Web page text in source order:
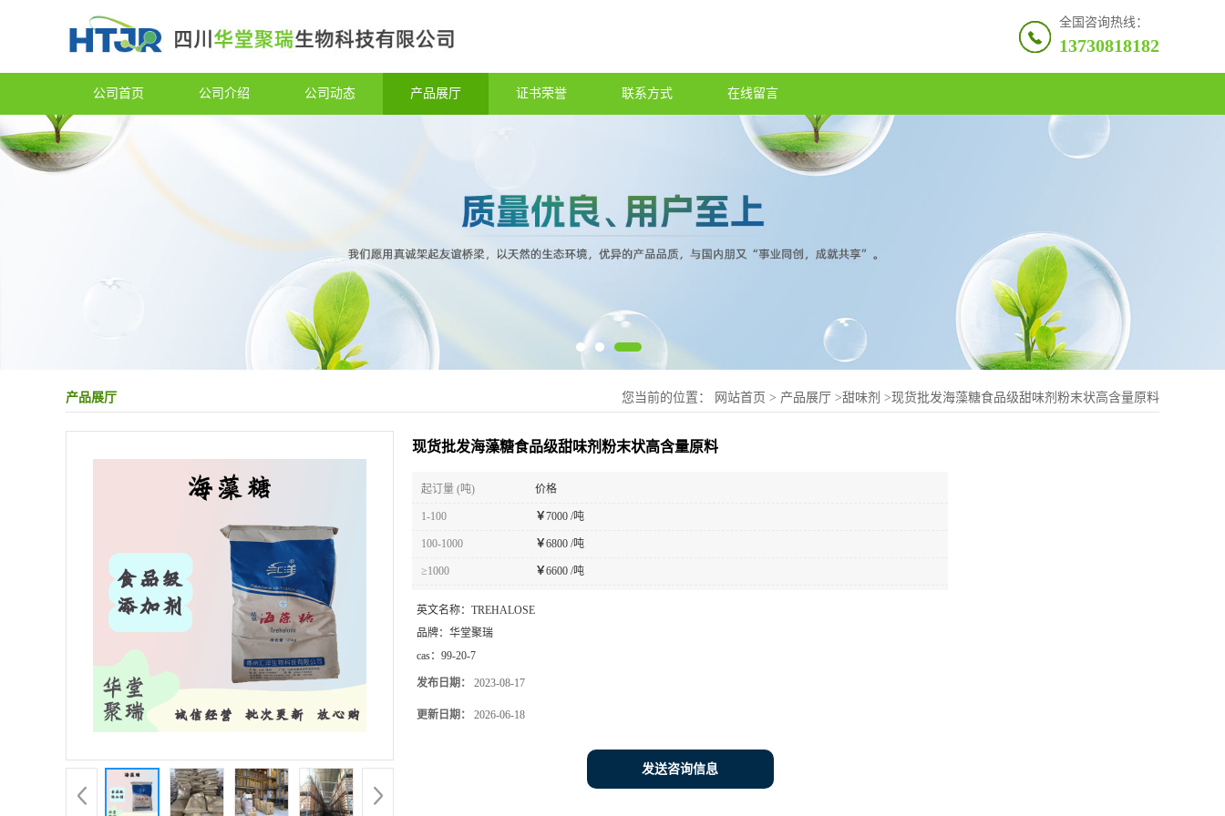
全国咨询热线：
13730818182
公司首页 公司介绍 公司动态 产品展厅 证书荣誉 联系方式 在线留言
产品展厅 您当前的位置： 网站首页 > 产品展厅 >甜味剂 >现货批发海藻糖食品级甜味剂粉末状高含量原料
现货批发海藻糖食品级甜味剂粉末状高含量原料
起订量 (吨) 价格
1-100 ￥7000 /吨
100-1000 ￥6800 /吨
≥1000 ￥6600 /吨
英文名称： TREHALOSE
品牌： 华堂聚瑞
cas： 99-20-7
发布日期： 2023-08-17
更新日期： 2026-06-18
发送咨询信息